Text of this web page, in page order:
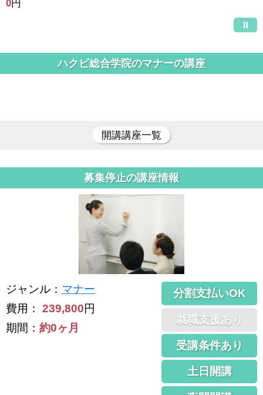
0円
ハクビ総合学院のマナーの講座
開講講座一覧
募集停止の講座情報
ジャンル ： マナー
費用： 239,800円
期間： 約0ヶ月
分割支払いOK
就職支援あり
受講条件あり
土日開講